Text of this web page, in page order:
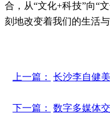
合，从“文化+科技”向“
刻地改变着我们的生活与
上一篇： 长沙李自健
下一篇： 数字多媒体